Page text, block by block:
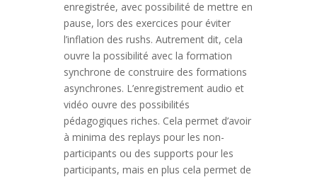
enregistrée, avec possibilité de mettre en
pause, lors des exercices pour éviter
l’inflation des rushs. Autrement dit, cela
ouvre la possibilité avec la formation
synchrone de construire des formations
asynchrones. L’enregistrement audio et
vidéo ouvre des possibilités
pédagogiques riches. Cela permet d’avoir
à minima des replays pour les non-
participants ou des supports pour les
participants, mais en plus cela permet de